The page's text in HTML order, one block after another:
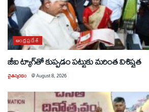
ఆంధ్రప్రదేశ్
జీఐ ట్యాగ్‌తో కుప్పడం పట్టుకు మరింత విశిష్టత
చైతన్యరధం @August 8, 2026